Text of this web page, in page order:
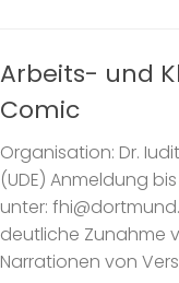
Arbeits- und
Comic
Organisation: Dr.
(UDE) Anmeldung
unter:
deutliche Zunahme
Narrationen von